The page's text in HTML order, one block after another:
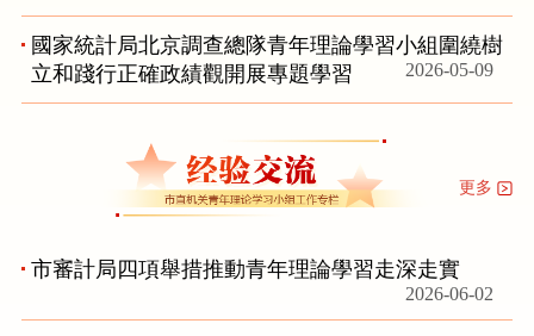
國家統計局北京調查總隊青年理論學習小組圍繞樹
立和踐行正確政績觀開展專題學習
2026-05-09
更多
市審計局四項舉措推動青年理論學習走深走實
2026-06-02